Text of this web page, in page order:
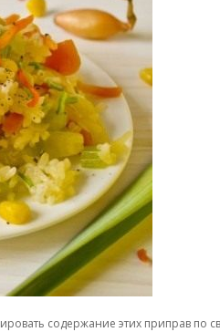
содержание этих приправ по